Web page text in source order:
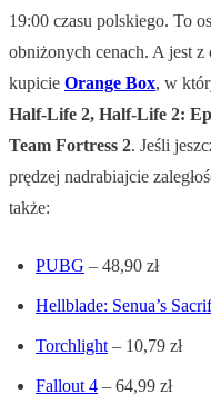
19:00 czasu polskiego. To
obniżonych cenach. A jest
kupicie Orange Box, w
Half-Life 2, Half-Life 2:
Team Fortress 2. Jeśli
prędzej nadrabiajcie
także:
PUBG – 48,90 zł
Hellblade: Senua’s
Torchlight – 10,79 zł
Fallout 4 – 64,99 zł